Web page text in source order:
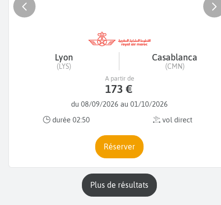
Lyon
(LYS)
Casablanca
(CMN)
du 08/09/2026 au 01/10/2026
durée 02:50
vol direct
A partir de
173 €
Réserver
plus de résultats